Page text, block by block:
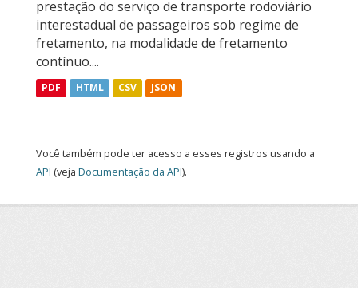
prestação do serviço de transporte rodoviário
interestadual de passageiros sob regime de
fretamento, na modalidade de fretamento
contínuo....
PDF HTML CSV JSON
Você também pode ter acesso a esses registros usando a
API (veja Documentação da API).